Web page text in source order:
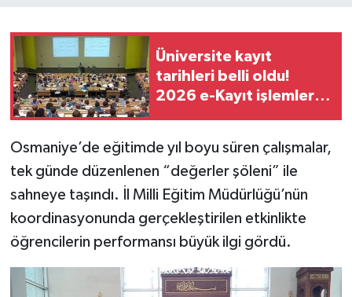
Üniversite kayıt
tarihleri belli oldu!
2026 e-Kayıt işlemleri
Osmaniye’de eğitimde yıl boyu süren çalışmalar,
tek günde düzenlenen “değerler şöleni” ile
sahneye taşındı. İl Milli Eğitim Müdürlüğü’nün
koordinasyonunda gerçekleştirilen etkinlikte
öğrencilerin performansı büyük ilgi gördü.